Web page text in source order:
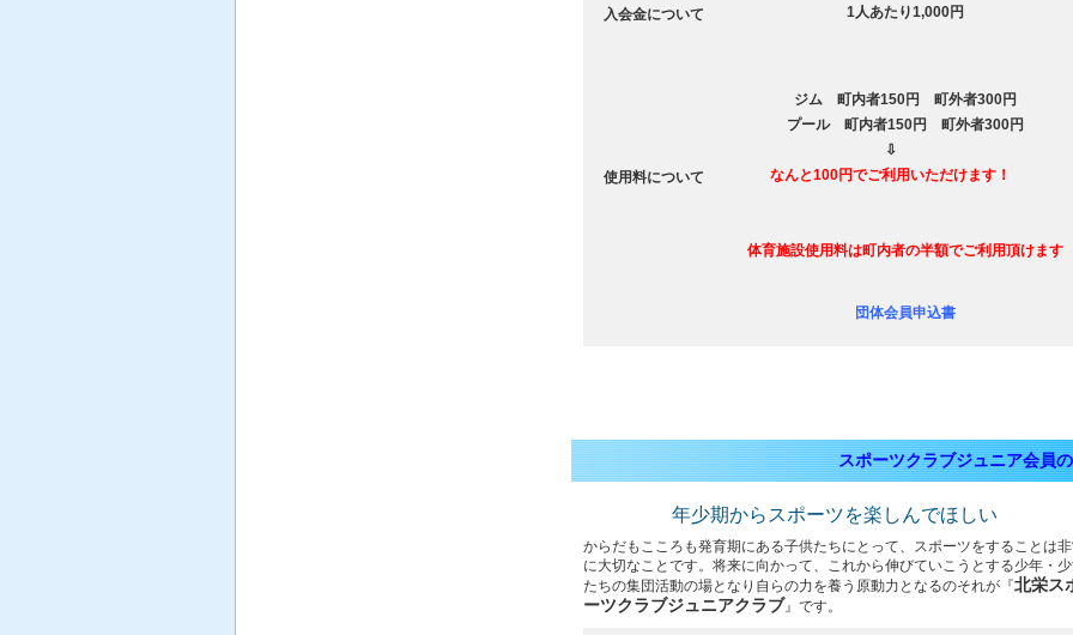
入会金について 1人あたり1,000円
使用料について
ジム 町内者150円 町外者300円
プール 町内者150円 町外者300円
⇩
なんと100円でご利用いただけます！
体育施設使用料は町内者の半額でご利用頂けます
団体会員申込書
スポーツクラブジュニア会員
年少期からスポーツを楽しんでほしい
からだもこころも発育期にある子供たちにとって、スポーツをすることは
に大切なことです。将来に向かって、これから伸びていこうとする少年・
たちの集団活動の場となり自らの力を養う原動力となるのそれが『北栄ス
ーツクラブジュニアクラブ』です。